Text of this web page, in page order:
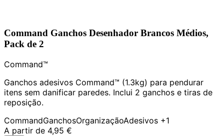
Command Ganchos Desenhador Brancos Médios,
Pack de 2
Command™
Ganchos adesivos Command™ (1.3kg) para pendurar
itens sem danificar paredes. Inclui 2 ganchos e tiras de
reposição.
CommandGanchosOrganizaçãoAdesivos +1
A partir de 4,95 €